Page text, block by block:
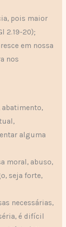
pois maior
2.19-20);
em nossa
nos
abatimento,
alguma
moral, abuso,
seja forte,
necessárias,
é difícil